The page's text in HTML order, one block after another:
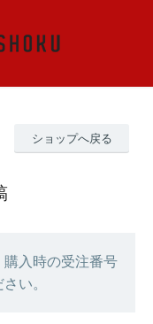
ショップへ戻る
入時の受注番号
い。